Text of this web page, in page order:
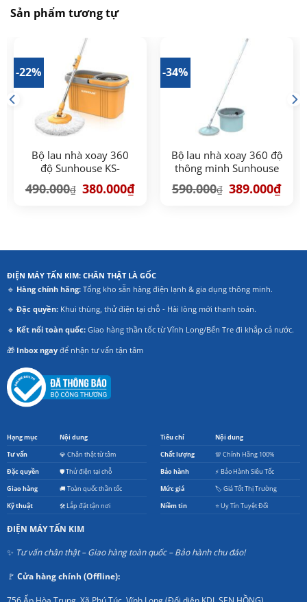
Sản phẩm tương tự
-22%
Bộ lau nhà xoay 360
độ Sunhouse KS-
490.000₫ Giá
gốc
380.000₫Giá
-34%
Bộ lau nhà xoay 360 độ
thông minh Sunhouse
590.000₫ Giá
gốc
389.000₫Giá
ĐIỆN MÁY TẤN KIM: CHÂN THẬT LÀ GỐC
🔹 Hàng chính hãng:Tổng kho sẵn hàng điện lạnh & gia dụng thông minh.
🔹 Đặc quyền:Khui thùng, thử điện tại chỗ - Hài lòng mới thanh toán.
🔹 Kết nối toàn quốc:Giao hàng thần tốc từ Vĩnh Long/Bến Tre đi khắp cả nước.
🎁 Inbox ngayđể nhận tư vấn tận tâm
Hạng mục Nội dung
Tư vấn 💎 Chân thật từ tâm
Đặc quyền 🛡️ Thử điện tại chỗ
Giao hàng 🚚 Toàn quốc thần tốc
Kỹ thuật 🛠️ Lắp đặt tận nơi
Tiêu chí Nội dung
Chất lượng 💯 Chính Hãng 100%
Bảo hành ⚡ Bảo Hành Siêu Tốc
Mức giá 🏷️ Giá Tốt Thị Trường
Niềm tin ⭐ Uy Tín Tuyệt Đối
ĐIỆN MÁY TẤN KIM
✨ Tư vấn chân thật – Giao hàng toàn quốc – Bảo hành chu đáo!
🚩 Cửa hàng chính (Offline):